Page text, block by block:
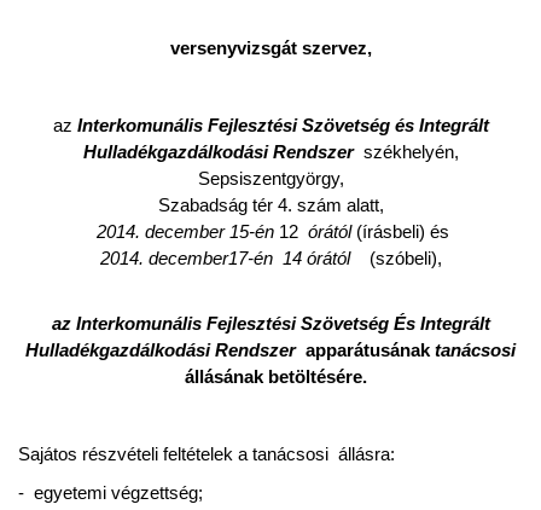
versenyvizsgát szervez,
az Interkomunális Fejlesztési Szövetség és Integrált
Hulladékgazdálkodási Rendszer székhelyén,
Sepsiszentgyörgy,
Szabadság tér 4. szám alatt,
2014. december 15-én 12 órától(írásbeli) és
2014. december17-én 14 órától
(szóbeli),
az Interkomunális Fejlesztési Szövetség És Integrált
Hulladékgazdálkodási Rendszer apparátusának tanácsosi
állásának betöltésére.
Sajátos részvételi feltételek a tanácsosi állásra:
- egyetemi végzettség;